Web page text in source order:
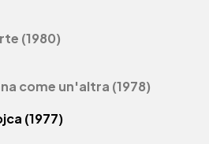
(1977)
(1980)
come un'altra (1978)